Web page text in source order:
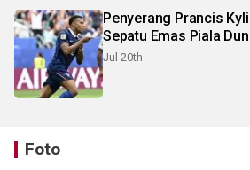
Penyerang Prancis
Sepatu Emas Piala
Jul 20th
Foto